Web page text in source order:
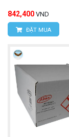
842,400 VND
ĐẶT MUA